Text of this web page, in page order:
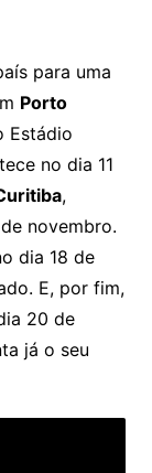
para uma
Porto
Estádio
no dia 11
,
novembro.
dia 18 de
E, por fim,
20 de
já o seu